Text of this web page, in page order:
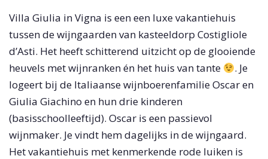
Villa Giulia in Vigna is een een luxe vakantiehuis
tussen de wijngaarden van kasteeldorp Costigliole
d’Asti. Het heeft schitterend uitzicht op de glooiende
heuvels met wijnranken én het huis van tante
. Je
logeert bij de Italiaanse wijnboerenfamilie Oscar en
Giulia Giachino en hun drie kinderen
(basisschoolleeftijd). Oscar is een passievol
wijnmaker. Je vindt hem dagelijks in de wijngaard.
Het vakantiehuis met kenmerkende rode luiken is